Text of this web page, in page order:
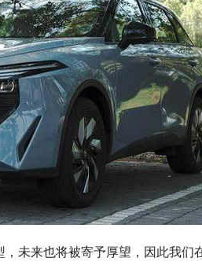
未来也将被寄予厚望，因此我们